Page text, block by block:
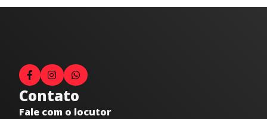
Contato
Fale com o locutor